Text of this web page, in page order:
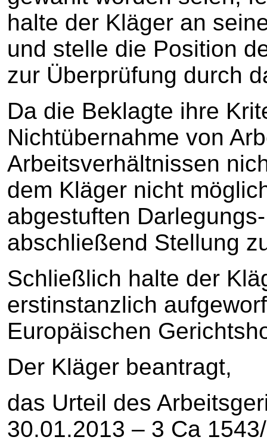
halte der Kläger an
und stelle die Position
zur Überprüfung durch
Da die Beklagte ihre
Nichtübernahme von
Arbeitsverhältnissen
dem Kläger nicht
abgestuften
abschließend Stellung
Schließlich halte der
erstinstanzlich
Europäischen
Der Kläger beantragt,
das Urteil des
30.01.2013 – 3 Ca